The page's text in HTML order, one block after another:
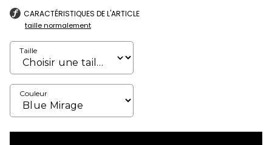
CARACTÉRISTIQUES DE L'ARTICLE
taille normalement
Taille
Couleur